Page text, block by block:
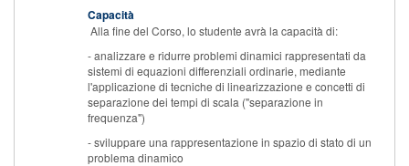
Capacità
Alla fine del Corso, lo studente avrà la capacità di:
- analizzare e ridurre problemi dinamici rappresentati da
sistemi di equazioni differenziali ordinarie, mediante
l'applicazione di tecniche di linearizzazione e concetti di
separazione dei tempi di scala ("separazione in
frequenza")
- sviluppare una rappresentazione in spazio di stato di un
problema dinamico